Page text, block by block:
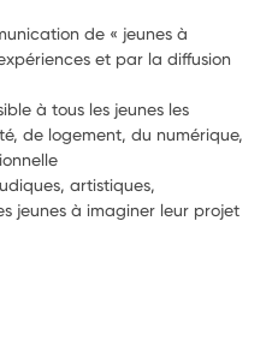
de « jeunes à
et par la diffusion
à tous les jeunes les
de logement, du numérique,
artistiques,
jeunes à imaginer leur projet